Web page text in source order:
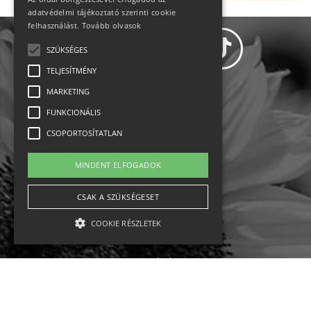
Állásajánlatok
Impresszum-kapcsolat
Jogi nyilatkozat
English
adatvédelmi tájékoztató szerinti cookie
felhasználást. Tovább olvasok
SZÜKSÉGES
TELJESÍTMÉNY
MARKETING
FUNKCIONÁLIS
CSOPORTOSÍTATLAN
MINDENT ELFOGADOK
CSAK A SZÜKSÉGESET
COOKIE RÉSZLETEK